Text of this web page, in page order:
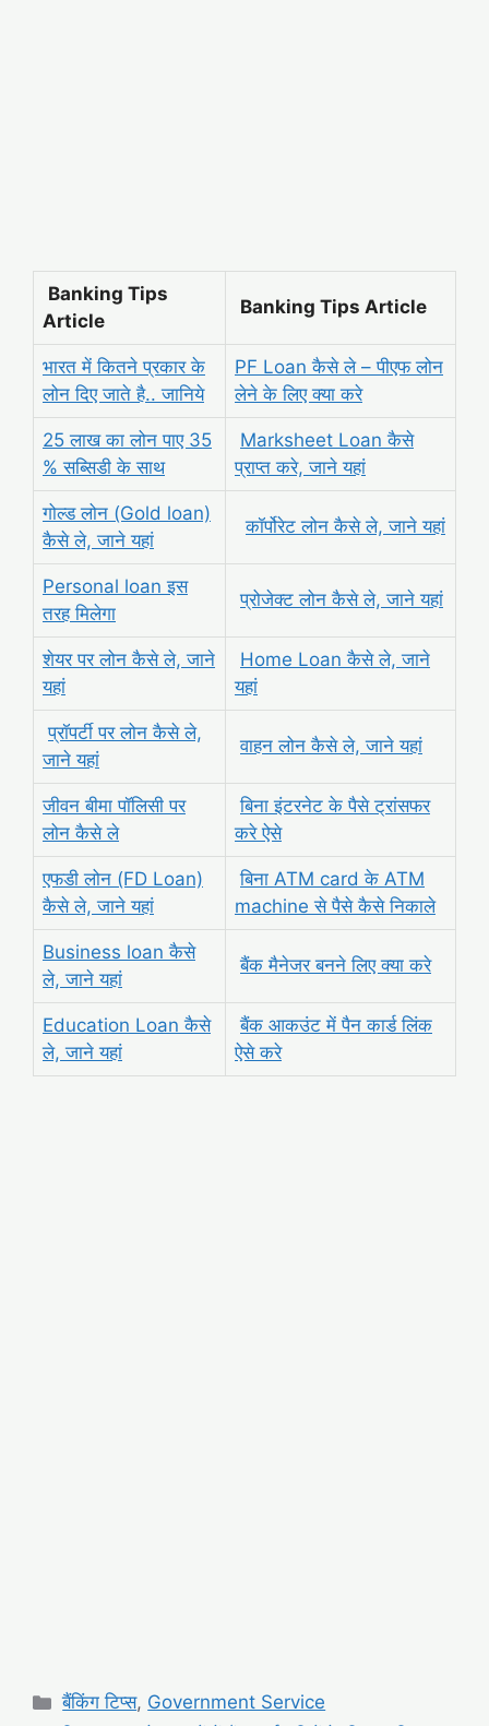
Banking Tips
Article
Banking Tips Article
भारत में कितने प्रकार के
लोन दिए जाते है.. जानिये
PF Loan कैसे ले – पीएफ लोन
लेने के लिए क्या करे
25 लाख का लोन पाए 35
% सब्सिडी के साथ
Marksheet Loan कैसे
प्राप्त करे, जाने यहां
गोल्ड लोन (Gold loan)
कैसे ले, जाने यहां
कॉर्पोरेट लोन कैसे ले, जाने यहां
Personal loan इस
तरह मिलेगा
प्रोजेक्ट लोन कैसे ले, जाने यहां
शेयर पर लोन कैसे ले, जाने
यहां
Home Loan कैसे ले, जाने
यहां
प्रॉपर्टी पर लोन कैसे ले,
जाने यहां
वाहन लोन कैसे ले, जाने यहां
जीवन बीमा पॉलिसी पर
लोन कैसे ले
बिना इंटरनेट के पैसे ट्रांसफर
करे ऐसे
एफडी लोन (FD Loan)
कैसे ले, जाने यहां
बिना ATM card के ATM
machine से पैसे कैसे निकाले
Business loan कैसे
ले, जाने यहां
बैंक मैनेजर बनने लिए क्या करे
Education Loan कैसे
ले, जाने यहां
बैंक आकउंट में पैन कार्ड लिंक
ऐसे करे
Categories
बैंकिंग टिप्स, Government Service